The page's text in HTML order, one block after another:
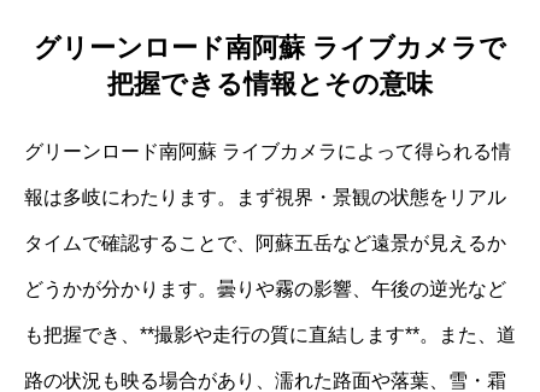
グリーンロード南阿蘇 ライブカメラで
把握できる情報とその意味
グリーンロード南阿蘇 ライブカメラによって得られる情
報は多岐にわたります。まず視界・景観の状態をリアル
タイムで確認することで、阿蘇五岳など遠景が見えるか
どうかが分かります。曇りや霧の影響、午後の逆光など
も把握でき、**撮影や走行の質に直結します**。また、道
路の状況も映る場合があり、濡れた路面や落葉、雪・霜